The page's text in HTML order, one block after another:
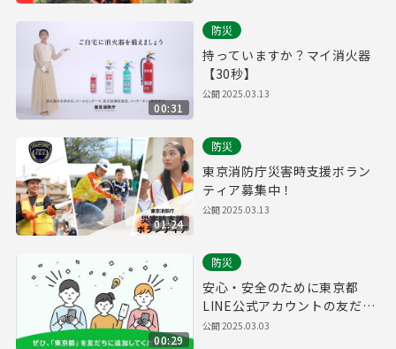
00:31
防災
持っていますか？マイ消火器
【30秒】
公開2025.03.13
01:24
防災
東京消防庁災害時支援ボラン
ティア募集中！
公開2025.03.13
00:29
防災
安心・安全のために東京都
LINE公式アカウントの友だち
追加をお願いします！
公開2025.03.03